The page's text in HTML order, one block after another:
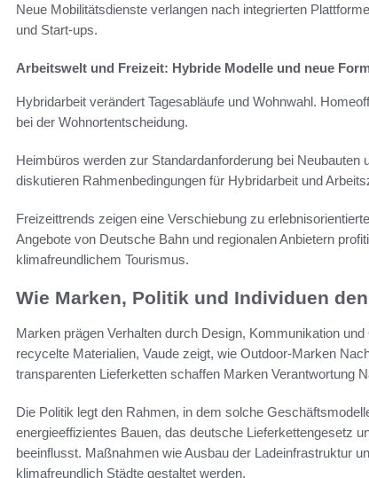
Neue Mobilitätsdienste verlangen nach integrierten
und Start-ups.
Arbeitswelt und Freizeit: Hybride Modelle und neue
Hybridarbeit verändert Tagesabläufe und Wohnwahl.
bei der Wohnortentscheidung.
Heimbüros werden zur Standardanforderung bei
diskutieren Rahmenbedingungen für Hybridarbeit und
Freizeittrends zeigen eine Verschiebung zu
Angebote von Deutsche Bahn und regionalen Anbietern
klimafreundlichem Tourismus.
Wie Marken, Politik und Individuen
Marken prägen Verhalten durch Design, Kommunikation
recycelte Materialien, Vaude zeigt, wie Outdoor-Marken
transparenten Lieferketten schaffen Marken Verantwortung
Die Politik legt den Rahmen, in dem solche
energieeffizientes Bauen, das deutsche Lieferkettengesetz
beeinflusst. Maßnahmen wie Ausbau der Ladeinfrastruktur
klimafreundlich Städte gestaltet werden.